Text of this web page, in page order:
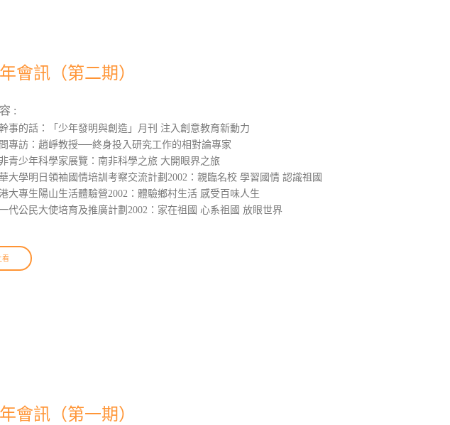
會訊（第二期）
:
事的話：「少年發明與創造」月刊 注入創意教育新動力
專訪：趙崢教授──終身投入研究工作的相對論專家
青少年科學家展覽：南非科學之旅 大開眼界之旅
大學明日領袖國情培訓考察交流計劃2002：親臨名校 學習國情 認識祖國
大專生陽山生活體驗營2002：體驗鄉村生活 感受百味人生
代公民大使培育及推廣計劃2002：家在祖國 心系祖國 放眼世界
看
會訊（第一期）